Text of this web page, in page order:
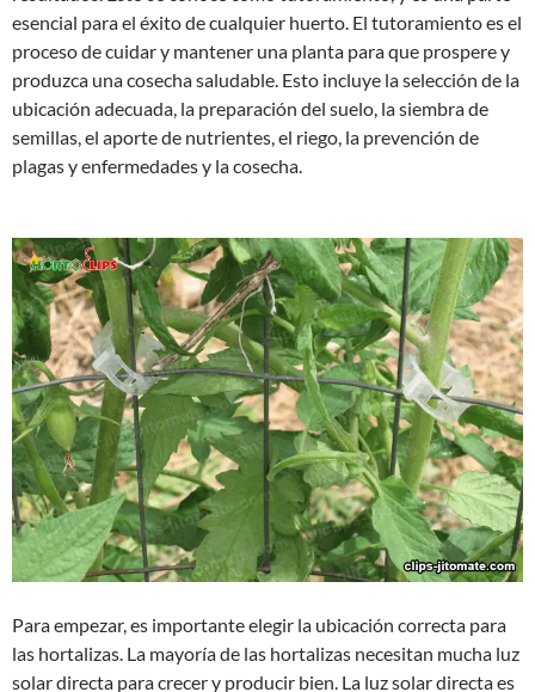
esencial para el éxito de cualquier huerto. El tutoramiento es el
proceso de cuidar y mantener una planta para que prospere y
produzca una cosecha saludable. Esto incluye la selección de la
ubicación adecuada, la preparación del suelo, la siembra de
semillas, el aporte de nutrientes, el riego, la prevención de
plagas y enfermedades y la cosecha.
Para empezar, es importante elegir la ubicación correcta para
las hortalizas. La mayoría de las hortalizas necesitan mucha luz
solar directa para crecer y producir bien. La luz solar directa es